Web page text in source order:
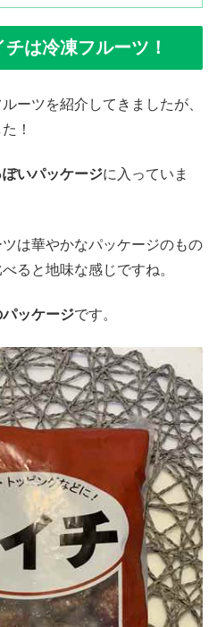
は冷凍フルーツ！
ーツを紹介してきましたが、
！
いパッケージに入っていま
は華やかなパッケージのもの
ると地味な感じですね。
ッケージです。